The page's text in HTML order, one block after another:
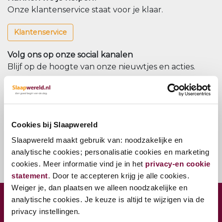
Cookies bij Slaapwereld
Slaapwereld maakt gebruik van: noodzakelijke en
analytische cookies; personalisatie cookies en marketing
cookies. Meer informatie vind je in het privacy-en cookie
statement. Door te accepteren krijg je alle cookies.
Weiger je, dan plaatsen we alleen noodzakelijke en
analytische cookies. Je keuze is altijd te wijzigen via de
privacy instellingen.
Onze klantenservice staat voor je klaar.
Klantenservice
Volg ons op onze social kanalen
Blijf op de hoogte van onze nieuwtjes en acties.
Nieuwsbrief
Nieuwsbrief
CONTACT VESTIGING WOERDEN